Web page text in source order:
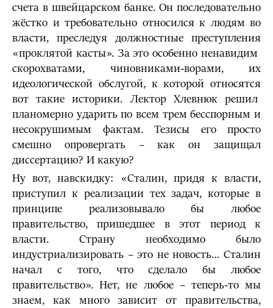
счета в швейцарском банке. Он последовательно
жёстко и требовательно относился к людям во
власти, преследуя должностные преступления
«проклятой касты». За это особенно ненавидим
скорохватами, чиновниками-ворами, их
идеологической обслугой, к которой относятся
вот такие историки. Лектор Хлевнюк решил
планомерно ударить по всем трем бесспорным и
несокрушимым фактам. Тезисы его просто
смешно опровергать – как он защищал
диссертацию? И какую?
Ну вот, навскидку: «Сталин, придя к власти,
приступил к реализации тех задач, которые в
принципе реализовывало бы любое
правительство, пришедшее в этот период к
власти. Страну необходимо было
индустриализировать – это не новость… Сталин
начал с того, что сделало бы любое
правительство». Нет, не любое – теперь-то мы
знаем, как много зависит от правительства,